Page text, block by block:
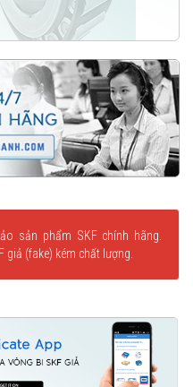
sản phẩm SKF chính hãng.
giả (fake) kém chất lượng.